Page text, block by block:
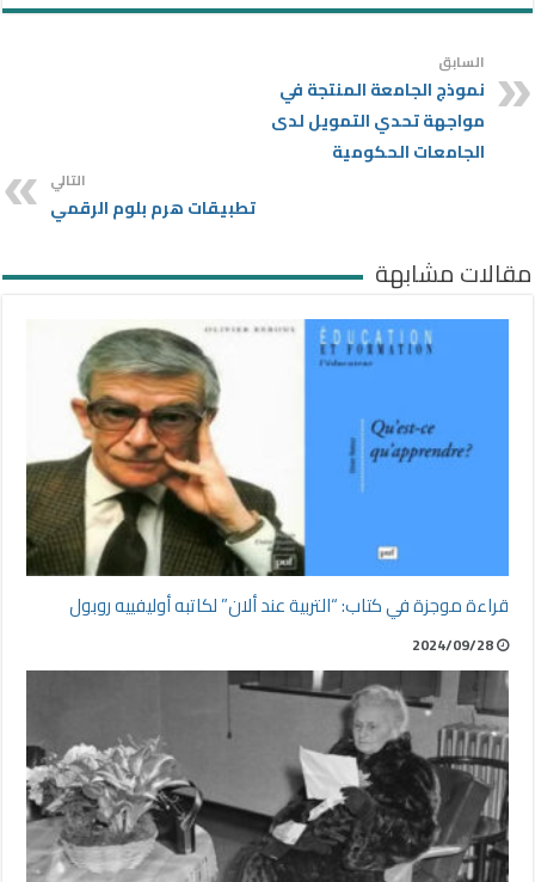
السابق
نموذج الجامعة المنتجة في
مواجهة تحدي التمويل لدى
الجامعات الحكومية
التالي
تطبيقات هرم بلوم الرقمي
مقالات مشابهة
قراءة موجزة في كتاب: “التربية عند ألان” لكاتبه أوليفييه روبول
2024/09/28